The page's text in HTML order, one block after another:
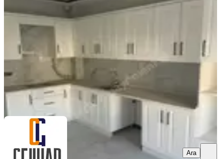
Akhisar, Efendi Mahallesi
2+1·95 m²
CEYHAN GAYRİMENKUL Hidayet ceyhan
Ara